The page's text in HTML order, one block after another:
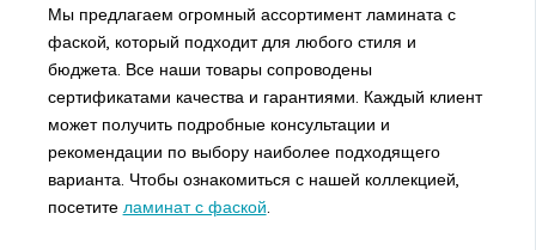
Мы предлагаем огромный ассортимент ламината с
фаской, который подходит для любого стиля и
бюджета. Все наши товары сопроводены
сертификатами качества и гарантиями. Каждый клиент
может получить подробные консультации и
рекомендации по выбору наиболее подходящего
варианта. Чтобы ознакомиться с нашей коллекцией,
посетите ламинат с фаской.